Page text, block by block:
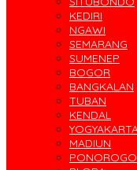
KEDIRI
NGAWI
SEMARANG
SUMENEP
BOGOR
BANGKALAN
TUBAN
KENDAL
MADIUN
PONOROGO